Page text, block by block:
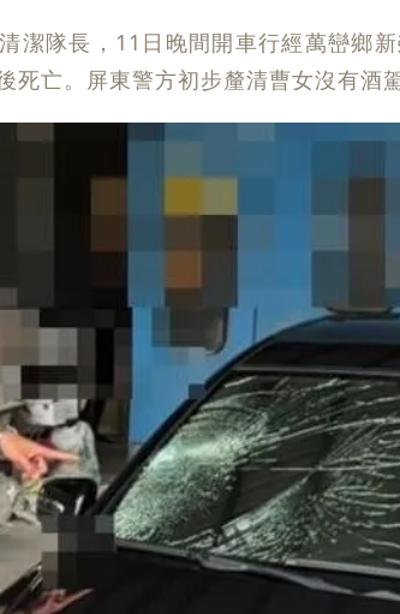
店員揭「洗標編號」藏玄機
率飆81％ 台積電一檔狂賺76億
嗆爆盧秀燕！8年總帳一次掀翻
友現身！交往原因超Man
薪資99K！工作內容讓人看傻
大雨3天「這區下到紫爆」
」！超商冰品好康快看 思樂冰僅10
潔隊長，11日晚間開車行經萬巒鄉
死亡。屏東警方初步釐清曹女沒有酒